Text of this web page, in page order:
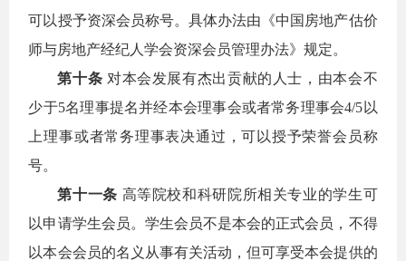
可以授予资深会员称号。具体办法由《中国房地产估价
师与房地产经纪人学会资深会员管理办法》规定。
第十条 对本会发展有杰出贡献的人士，由本会不
少于5名理事提名并经本会理事会或者常务理事会4/5以
上理事或者常务理事表决通过，可以授予荣誉会员称
号。
第十一条 高等院校和科研院所相关专业的学生可
以申请学生会员。学生会员不是本会的正式会员，不得
以本会会员的名义从事有关活动，但可享受本会提供的